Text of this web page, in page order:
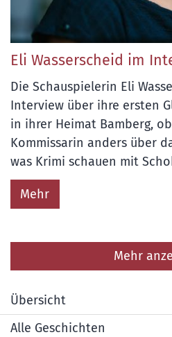
Eli Wasserscheid im
Die Schauspielerin Eli
Interview über ihre ersten
in ihrer Heimat Bamberg,
Kommissarin anders über
was Krimi schauen mit
Mehr
Mehr
Übersicht
Alle Geschichten